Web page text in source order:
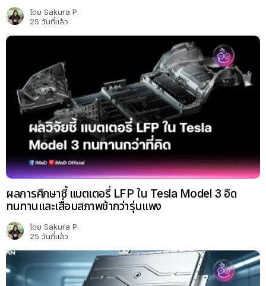
โดย Sakura P.
25 วันที่แล้ว
ผลการศึกษาชี้ แบตเตอรี่ LFP ใน Tesla Model 3 อึด
ทนทานและเสื่อมสภาพช้ากว่ารุ่นแพง
โดย Sakura P.
25 วันที่แล้ว